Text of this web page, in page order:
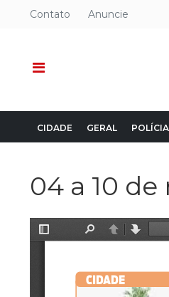
Contato Anuncie
CIDADE GERAL POLÍCIA
04 a 10